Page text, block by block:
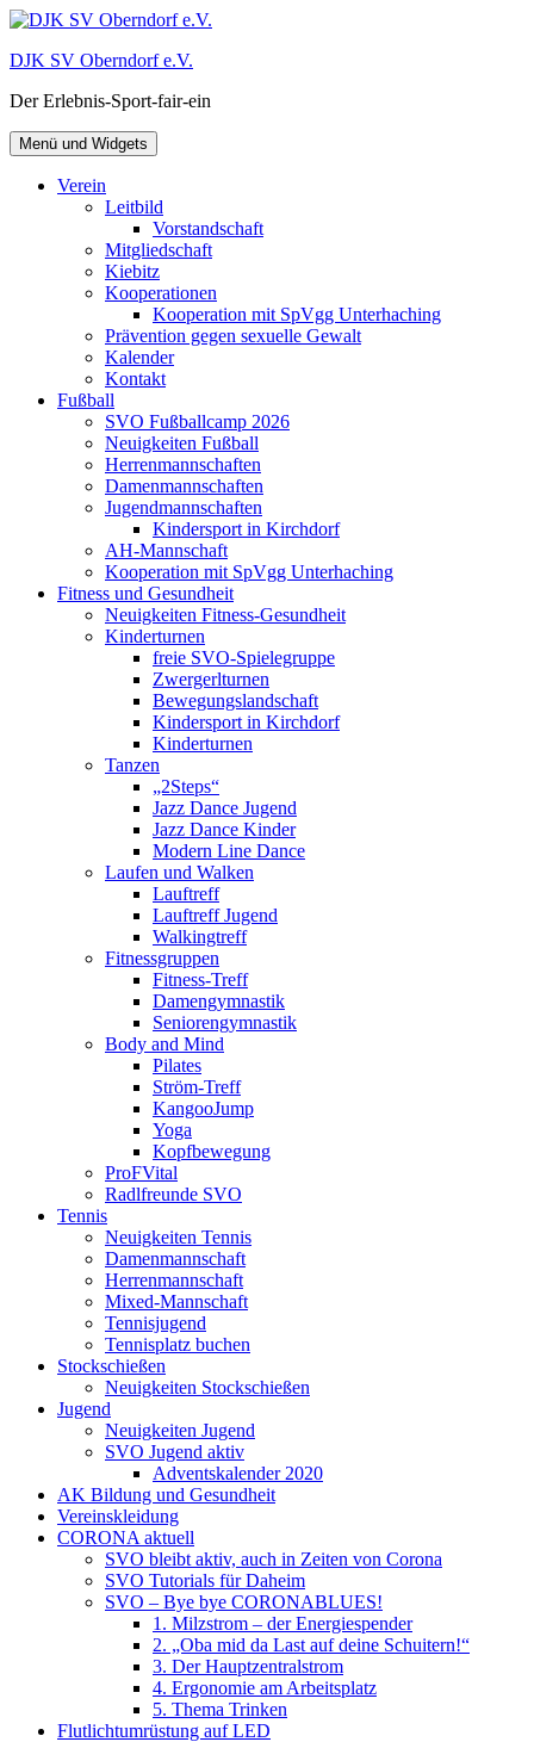
Zum
springen
DJK SV Oberndorf e.V.
Der Erlebnis-Sport-fair-ein
Menü und Widgets
Verein
Leitbild
Vorstandschaft
Mitgliedschaft
Kiebitz
Kooperationen
Kooperation mit SpVgg Unterhaching
Prävention gegen sexuelle Gewalt
Kalender
Kontakt
Fußball
SVO Fußballcamp 2026
Neuigkeiten Fußball
Herrenmannschaften
Damenmannschaften
Jugendmannschaften
Kindersport in Kirchdorf
AH-Mannschaft
Kooperation mit SpVgg Unterhaching
Fitness und Gesundheit
Neuigkeiten Fitness-Gesundheit
Kinderturnen
freie SVO-Spielegruppe
Zwergerlturnen
Bewegungslandschaft
Kindersport in Kirchdorf
Kinderturnen
Tanzen
„2Steps“
Jazz Dance Jugend
Jazz Dance Kinder
Modern Line Dance
Laufen und Walken
Lauftreff
Lauftreff Jugend
Walkingtreff
Fitnessgruppen
Fitness-Treff
Damengymnastik
Seniorengymnastik
Body and Mind
Pilates
Ström-Treff
KangooJump
Yoga
Kopfbewegung
ProFVital
Radlfreunde SVO
Tennis
Neuigkeiten Tennis
Damenmannschaft
Herrenmannschaft
Mixed-Mannschaft
Tennisjugend
Tennisplatz buchen
Stockschießen
Neuigkeiten Stockschießen
Jugend
Neuigkeiten Jugend
SVO Jugend aktiv
Adventskalender 2020
AK Bildung und Gesundheit
Vereinskleidung
CORONA aktuell
SVO bleibt aktiv, auch in Zeiten von Corona
SVO Tutorials für Daheim
SVO – Bye bye CORONABLUES!
1. Milzstrom – der Energiespender
2. „Oba mid da Last auf deine Schuitern!“
3. Der Hauptzentralstrom
4. Ergonomie am Arbeitsplatz
5. Thema Trinken
Flutlichtumrüstung auf LED